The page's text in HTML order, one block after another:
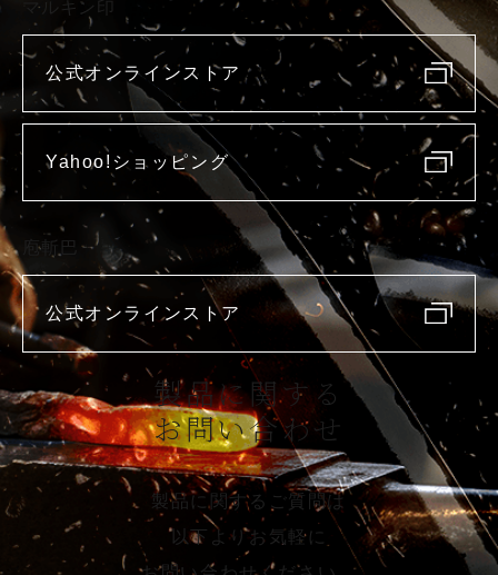
マルキン印
公式オンラインストア
Yahoo!ショッピング
庖斬巴
公式オンラインストア
製品に関する
お問い合わせ
製品に関するご質問は
以下よりお気軽に